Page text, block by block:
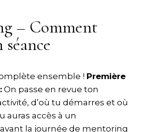
– Comment
ensemble ! Première
On passe en revue ton
d’où tu démarres et où
auras accès à un
la journée de mentoring